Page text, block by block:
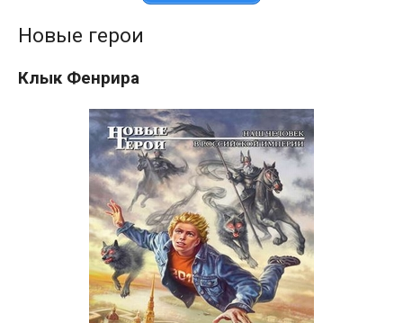
Новые герои
Клык Фенрира